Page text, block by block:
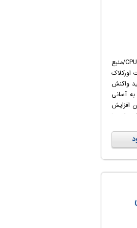
نرم افزاری برای تست منابع سخت افزاری سیستم شامل CPU/GPU/منبع
واکنش
آسانی
افزایش
با
حرارت
را نیز